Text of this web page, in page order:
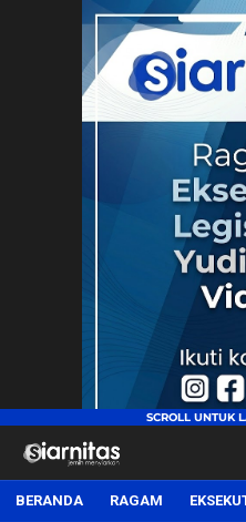
siarnitas
Jernih Menyiarkan
BERANDA RAGAM